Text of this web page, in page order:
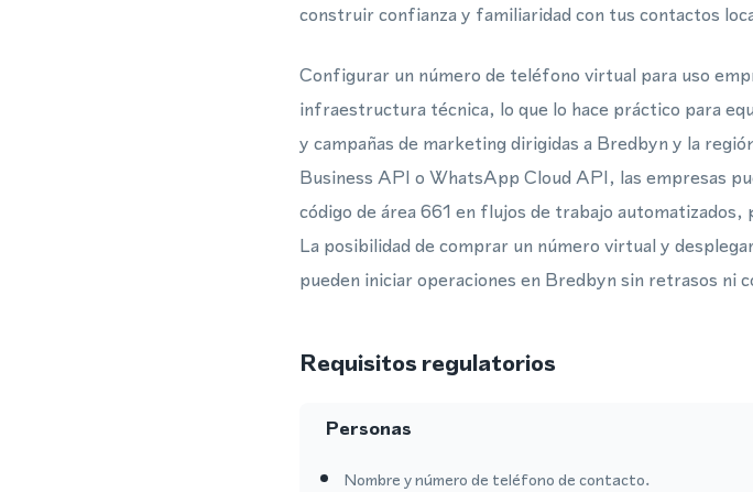
construir confianza y familiaridad con tus contactos
Configurar un número de teléfono virtual para uso
infraestructura técnica, lo que lo hace práctico para
y campañas de marketing dirigidas a Bredbyn y la
Business API o WhatsApp Cloud API, las empresas
código de área 661 en flujos de trabajo
La posibilidad de comprar un número virtual y
pueden iniciar operaciones en Bredbyn sin retrasos ni
Requisitos regulatorios
Personas
Nombre y número de teléfono de contacto.